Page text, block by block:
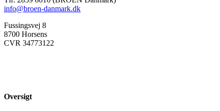
info@broen-danmark.dk
Fussingsvej 8
8700 Horsens
CVR 34773122
Oversigt